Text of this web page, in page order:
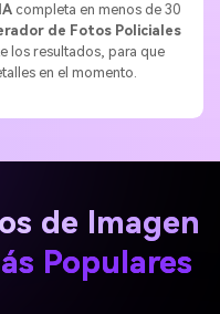
completa en menos de 30
de Fotos Policiales
los resultados, para que
en el momento.
de Imagen
Populares